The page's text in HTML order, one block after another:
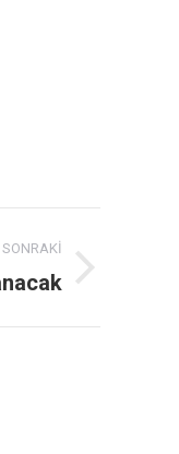
SONRAKI